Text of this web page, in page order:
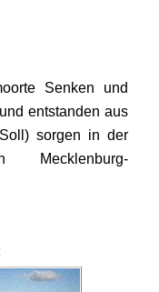
Senken und
entstanden aus
sorgen in der
Mecklenburg-